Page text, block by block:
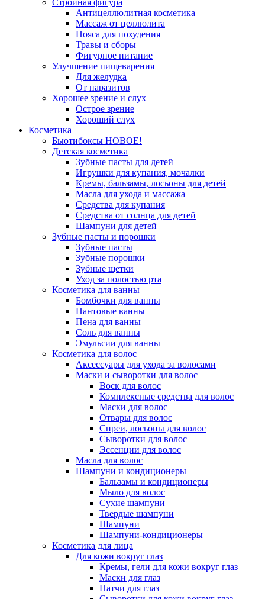
Стройная фигура
Антицеллюлитная косметика
Массаж от целлюлита
Пояса для похудения
Травы и сборы
Фигурное питание
Улучшение пищеварения
Для желудка
От паразитов
Хорошее зрение и слух
Острое зрение
Хороший слух
Косметика
Бьютибоксы НОВОЕ!
Детская косметика
Зубные пасты для детей
Игрушки для купания, мочалки
Кремы, бальзамы, лосьоны для детей
Масла для ухода и массажа
Средства для купания
Средства от солнца для детей
Шампуни для детей
Зубные пасты и порошки
Зубные пасты
Зубные порошки
Зубные щетки
Уход за полостью рта
Косметика для ванны
Бомбочки для ванны
Пантовые ванны
Пена для ванны
Соль для ванны
Эмульсии для ванны
Косметика для волос
Аксессуары для ухода за волосами
Маски и сыворотки для волос
Воск для волос
Комплексные средства для волос
Маски для волос
Отвары для волос
Спреи, лосьоны для волос
Сыворотки для волос
Эссенции для волос
Масла для волос
Шампуни и кондиционеры
Бальзамы и кондиционеры
Мыло для волос
Сухие шампуни
Твердые шампуни
Шампуни
Шампуни-кондиционеры
Косметика для лица
Для кожи вокруг глаз
Кремы, гели для кожи вокруг глаз
Маски для глаз
Патчи для глаз